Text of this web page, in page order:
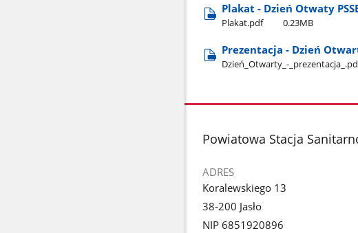
Plakat - Dzień Otwaty
Plakat.pdf 0.23MB
Prezentacja - Dzień
Dzień​_Otwarty​_-​
stopka
Powiatowa Stacja
ADRES
Koralewskiego 13
38-200 Jasło
NIP 6851920896